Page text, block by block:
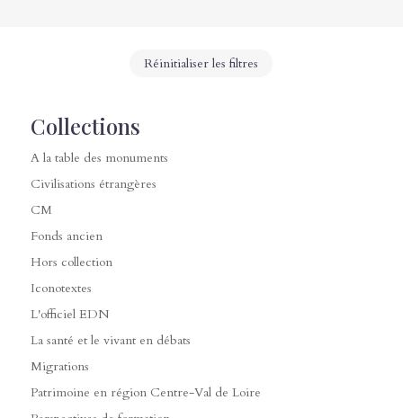
Réinitialiser les filtres
Collections
A la table des monuments
Civilisations étrangères
CM
Fonds ancien
Hors collection
Iconotextes
L'officiel EDN
La santé et le vivant en débats
Migrations
Patrimoine en région Centre-Val de Loire